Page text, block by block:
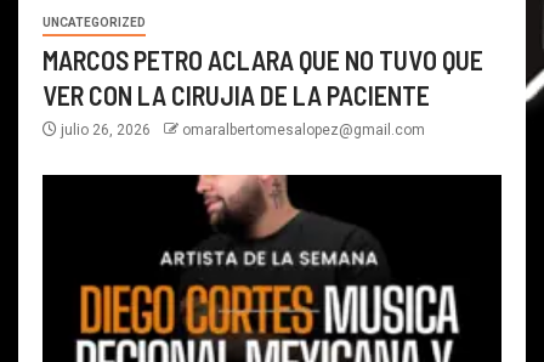
UNCATEGORIZED
MARCOS PETRO ACLARA QUE NO TUVO QUE
VER CON LA CIRUJIA DE LA PACIENTE
julio 26, 2026 omaralbertomesalopez@gmail.com